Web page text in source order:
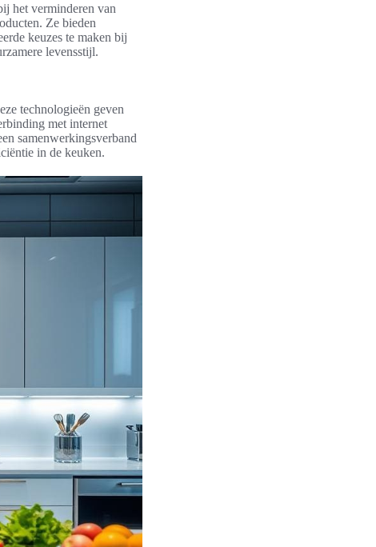
het verminderen van
Ze bieden
keuzes te maken bij
levensstijl.
technologieën geven
met internet
samenwerkingsverband
in de keuken.